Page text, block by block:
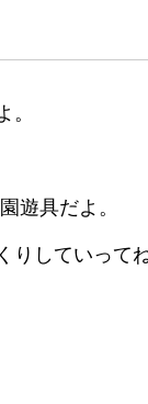
遊具だよ。
りしていって